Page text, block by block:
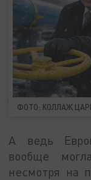
ФОТО: КОЛЛАЖ
А ведь
вообще
несмотря на